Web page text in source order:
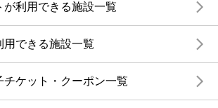
が利用できる施設一覧
用できる施設一覧
チケット・クーポン一覧